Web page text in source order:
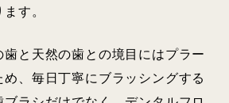
す。
と天然の歯との境目にはプラー
め、毎日丁寧にブラッシングする